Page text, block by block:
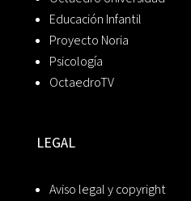
Educación Infantil
Proyecto Noria
Psicología
OctaedroTV
LEGAL
Aviso legal y copyright